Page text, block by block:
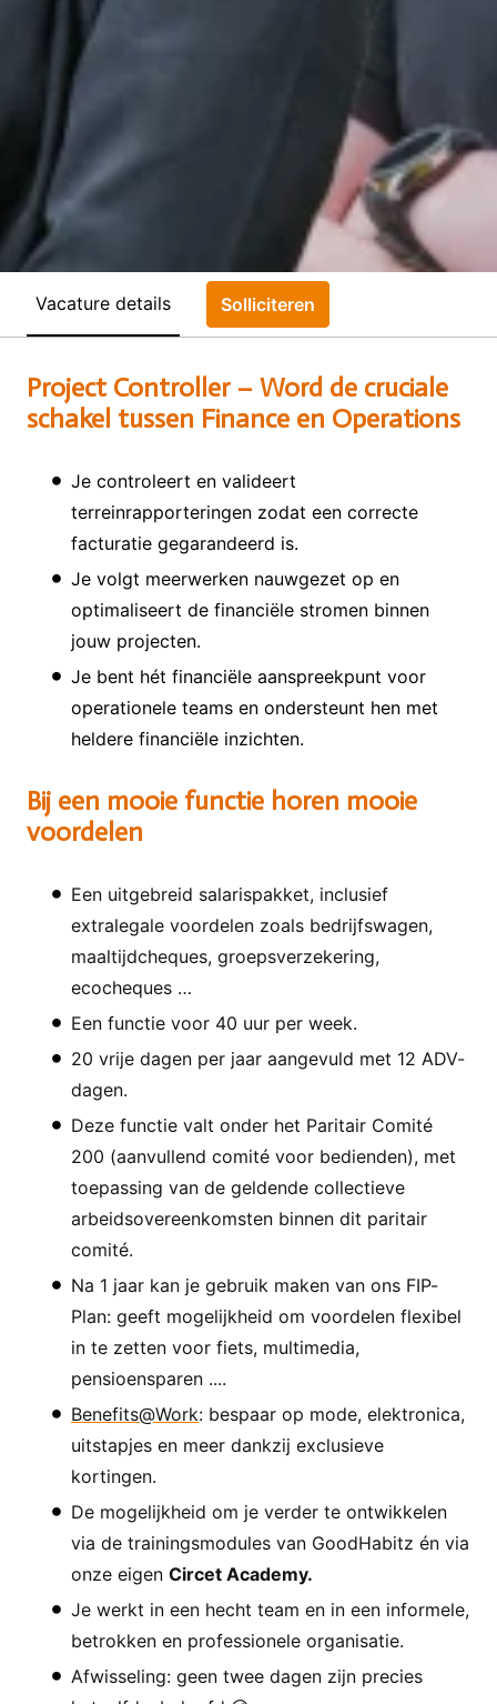
Vacature details Solliciteren
Project Controller – Word de cruciale
schakel tussen Finance en Operations
Je controleert en valideert
terreinrapporteringen zodat een correcte
facturatie gegarandeerd is.
Je volgt meerwerken nauwgezet op en
optimaliseert de financiële stromen binnen
jouw projecten.
Je bent hét financiële aanspreekpunt voor
operationele teams en ondersteunt hen met
heldere financiële inzichten.
Bij een mooie functie horen mooie
voordelen
Een uitgebreid salarispakket, inclusief
extralegale voordelen zoals bedrijfswagen,
maaltijdcheques, groepsverzekering,
ecocheques …
Een functie voor 40 uur per week.
20 vrije dagen per jaar aangevuld met 12 ADV-
dagen.
Deze functie valt onder het Paritair Comité
200 (aanvullend comité voor bedienden), met
toepassing van de geldende collectieve
arbeidsovereenkomsten binnen dit paritair
comité.
Na 1 jaar kan je gebruik maken van ons FIP-
Plan: geeft mogelijkheid om voordelen flexibel
in te zetten voor fiets, multimedia,
pensioensparen ....
Benefits@Work: bespaar op mode, elektronica,
uitstapjes en meer dankzij exclusieve
kortingen.
De mogelijkheid om je verder te ontwikkelen
via de trainingsmodules van GoodHabitz én via
onze eigen Circet Academy.
Je werkt in een hecht team en in een informele,
betrokken en professionele organisatie.
Afwisseling: geen twee dagen zijn precies